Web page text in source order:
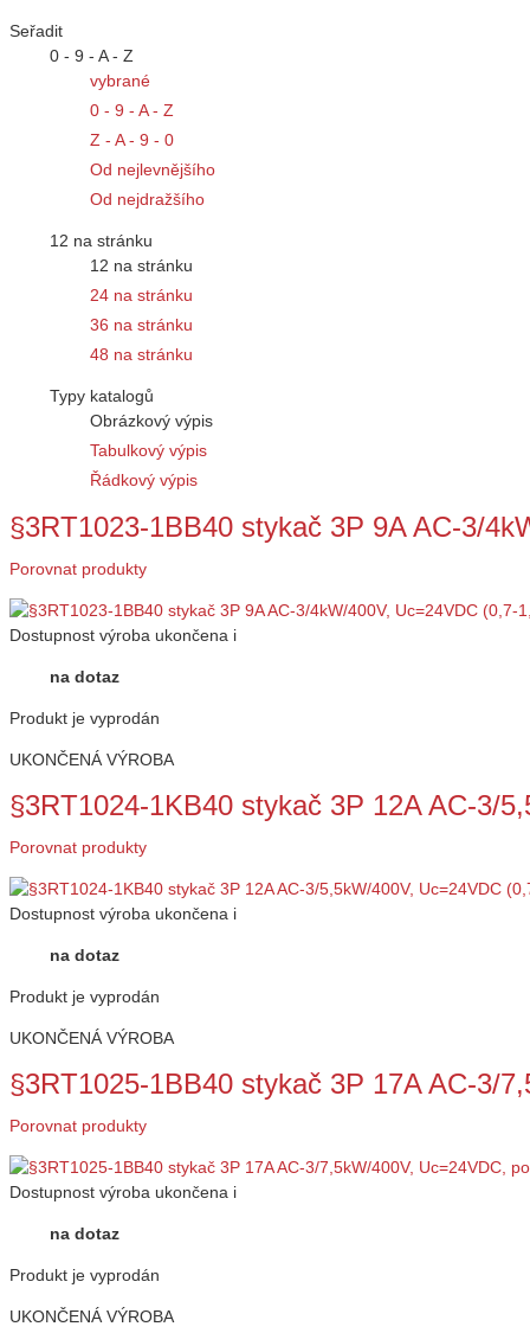
Seřadit
0 - 9 - A - Z
vybrané
0 - 9 - A - Z
Z - A - 9 - 0
Od nejlevnějšího
Od nejdražšího
12 na stránku
12 na stránku
24 na stránku
36 na stránku
48 na stránku
Typy katalogů
Obrázkový výpis
Tabulkový výpis
Řádkový výpis
§3RT1023-1BB40 stykač 3P 9A AC-3/
Porovnat produkty
Dostupnost výroba ukončena i
na dotaz
Produkt je vyprodán
UKONČENÁ VÝROBA
§3RT1024-1KB40 stykač 3P 12A AC-3/
Porovnat produkty
Dostupnost výroba ukončena i
na dotaz
Produkt je vyprodán
UKONČENÁ VÝROBA
§3RT1025-1BB40 stykač 3P 17A AC-3/
Porovnat produkty
Dostupnost výroba ukončena i
na dotaz
Produkt je vyprodán
UKONČENÁ VÝROBA